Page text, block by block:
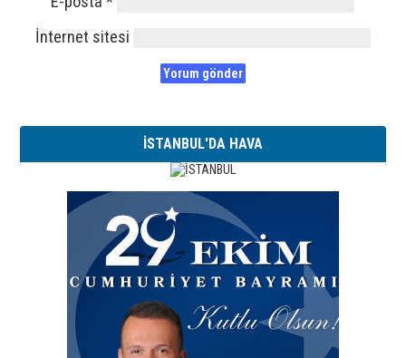
İnternet sitesi
İSTANBUL'DA HAVA